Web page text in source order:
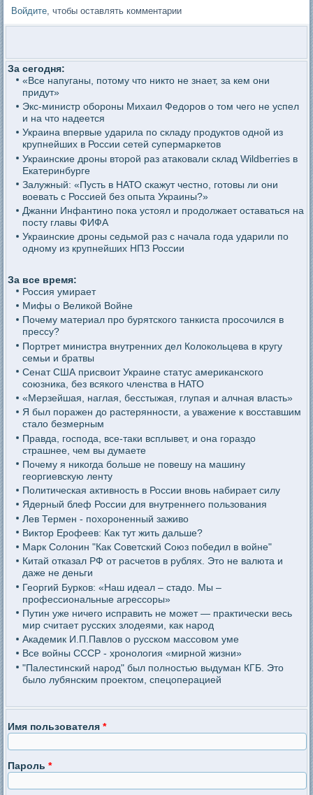
Войдите , чтобы оставлять комментарии
За сегодня:
«Все напуганы, потому что никто не знает, за кем они
придут»
Экс-министр обороны Михаил Федоров о том чего не успел
и на что надеется
Украина впервые ударила по складу продуктов одной из
крупнейших в России сетей супермаркетов
Украинские дроны второй раз атаковали склад Wildberries в
Екатеринбурге
Залужный: «Пусть в НАТО скажут честно, готовы ли они
воевать с Россией без опыта Украины?»
Джанни Инфантино пока устоял и продолжает оставаться на
посту главы ФИФА
Украинские дроны седьмой раз с начала года ударили по
одному из крупнейших НПЗ России
За все время:
Россия умирает
Мифы о Великой Войне
Почему материал про бурятского танкиста просочился в
прессу?
Портрет министра внутренних дел Колокольцева в кругу
семьи и братвы
Сенат США присвоит Украине статус американского
союзника, без всякого членства в НАТО
«Мерзейшая, наглая, бесстыжая, глупая и алчная власть»
Я был поражен до растерянности, а уважение к восставшим
стало безмерным
Правда, господа, все-таки всплывет, и она гораздо
страшнее, чем вы думаете
Почему я никогда больше не повешу на машину
георгиевскую ленту
Политическая активность в России вновь набирает силу
Ядерный блеф России для внутреннего пользования
Лев Термен - похороненный заживо
Виктор Ерофеев: Как тут жить дальше?
Марк Солонин "Как Советский Союз победил в войне"
Китай отказал РФ от расчетов в рублях. Это не валюта и
даже не деньги
Георгий Бурков: «Наш идеал – стадо. Мы –
профессиональные агрессоры»
Путин уже ничего исправить не может — практически весь
мир считает русских злодеями, как народ
Академик И.П.Павлов о русском массовом уме
Все войны СССР - хронология «мирной жизни»
"Палестинский народ" был полностью выдуман КГБ. Это
было лубянским проектом, спецоперацией
Имя пользователя*
Пароль*